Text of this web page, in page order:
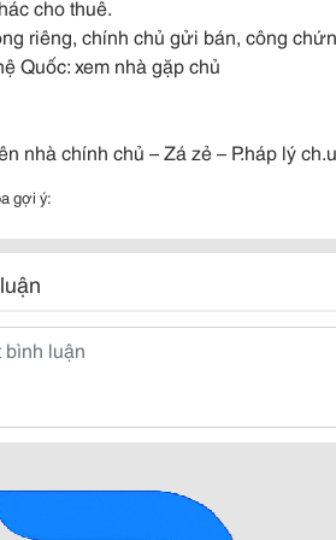
cho thuê.
riêng, chính chủ gửi bán, công
Quốc: xem nhà gặp chủ
nhà chính chủ – Zá zẻ – P.háp lý
gợi ý: